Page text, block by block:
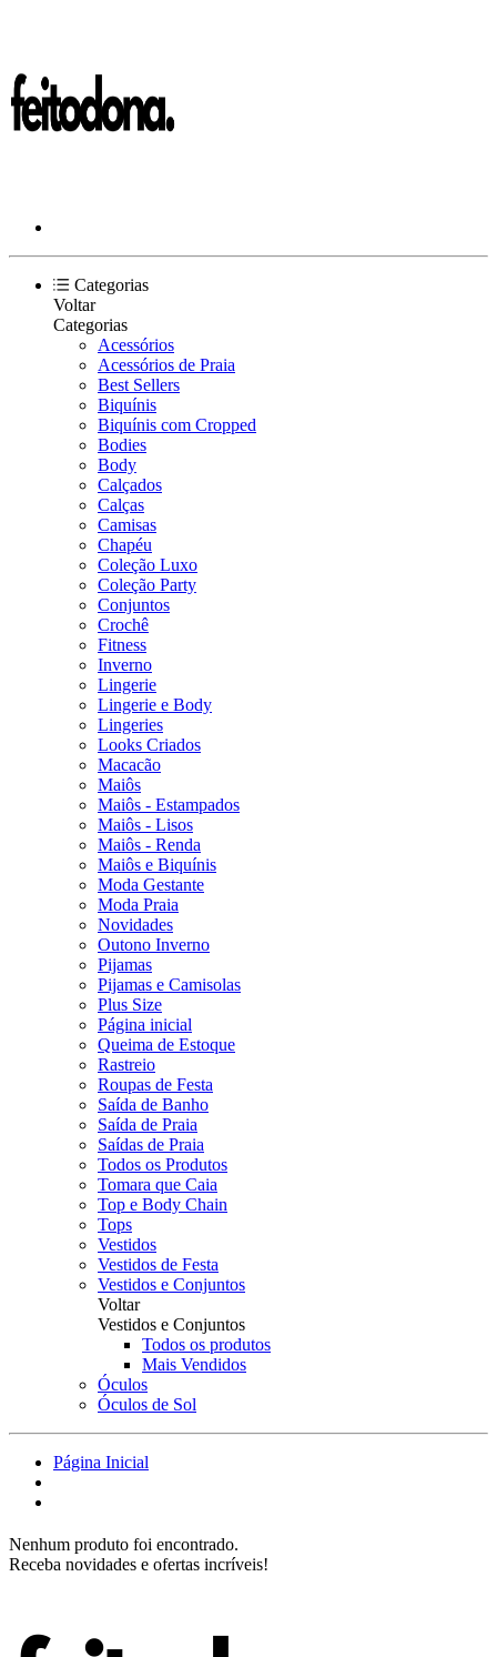
Categorias
Voltar
Categorias
Acessórios
Acessórios de Praia
Best Sellers
Biquínis
Biquínis com Cropped
Bodies
Body
Calçados
Calças
Camisas
Chapéu
Coleção Luxo
Coleção Party
Conjuntos
Crochê
Fitness
Inverno
Lingerie
Lingerie e Body
Lingeries
Looks Criados
Macacão
Maiôs
Maiôs - Estampados
Maiôs - Lisos
Maiôs - Renda
Maiôs e Biquínis
Moda Gestante
Moda Praia
Novidades
Outono Inverno
Pijamas
Pijamas e Camisolas
Plus Size
Página inicial
Queima de Estoque
Rastreio
Roupas de Festa
Saída de Banho
Saída de Praia
Saídas de Praia
Todos os Produtos
Tomara que Caia
Top e Body Chain
Tops
Vestidos
Vestidos de Festa
Vestidos e Conjuntos
Voltar
Vestidos e Conjuntos
Todos os produtos
Mais Vendidos
Óculos
Óculos de Sol
Página Inicial
Nenhum produto foi encontrado.
Receba novidades e ofertas incríveis!